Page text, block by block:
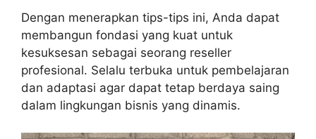
Dengan menerapkan tips-tips ini, Anda dapat
membangun fondasi yang kuat untuk
kesuksesan sebagai seorang reseller
profesional. Selalu terbuka untuk pembelajaran
dan adaptasi agar dapat tetap berdaya saing
dalam lingkungan bisnis yang dinamis.